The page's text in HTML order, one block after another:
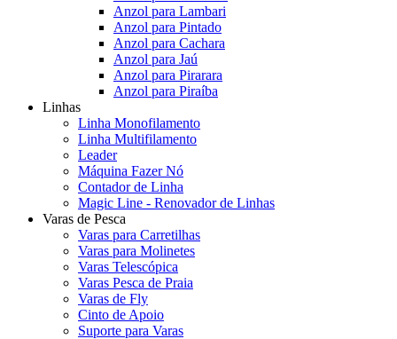
Anzol para Lambari
Anzol para Pintado
Anzol para Cachara
Anzol para Jaú
Anzol para Pirarara
Anzol para Piraíba
Linhas
Linha Monofilamento
Linha Multifilamento
Leader
Máquina Fazer Nó
Contador de Linha
Magic Line - Renovador de Linhas
Varas de Pesca
Varas para Carretilhas
Varas para Molinetes
Varas Telescópica
Varas Pesca de Praia
Varas de Fly
Cinto de Apoio
Suporte para Varas